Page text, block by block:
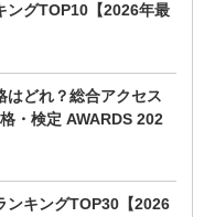
ングTOP10【2026年最
はどれ？総合アクセス
・検定 AWARDS 202
ンキングTOP30【2026